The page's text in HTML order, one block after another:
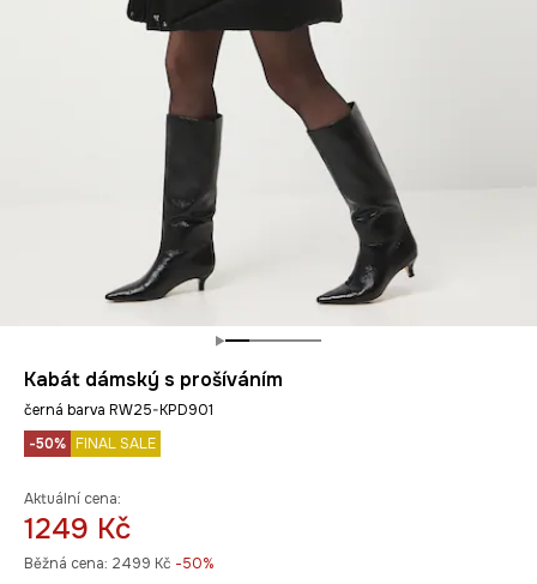
Kabát dámský s prošíváním
černá barva RW25-KPD901
-50% FINAL SALE
Aktuální cena:
1249 Kč
Běžná cena: 2499 Kč -50%